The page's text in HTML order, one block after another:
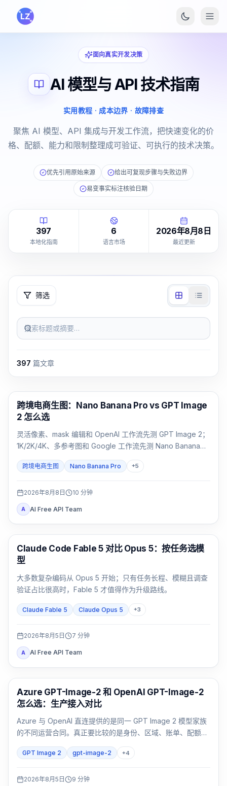
跳转到主要内容
面向真实开发决策
AI 模型与 API 技术指南
实用教程 · 成本边界 · 故障排查
聚焦 AI 模型、API 集成与开发工作流，把快速变化的价
格、配额、能力和限制整理成可验证、可执行的技术决策。
优先引用原始来源 给出可复现步骤与失败边界
易变事实标注核验日期
397
本地化指南
6
语言市场
2026年8月8日
最近更新
筛选
搜索标题或摘要…
397 篇文章
AI 图像生成
跨境电商生图：Nano Banana Pro vs GPT Image
2 怎么选
灵活像素、mask 编辑和 OpenAI 工作流先测 GPT Image 2；
1K/2K/4K、多参考图和 Google 工作流先测 Nano Banana
测，并按通过率与返修时间决定。
跨境电商生图 Nano Banana Pro +5
2026年8月8日 10 分钟
A AI Free API Team
Claude Code
Claude Code Fable 5 对比 Opus 5：按任务选模
型
大多数复杂编码从 Opus 5 开始；只有任务长程、模糊且调查
验证占比很高时，Fable 5 才值得作为升级路线。
Claude Fable 5 Claude Opus 5 +3
2026年8月5日 7 分钟
A AI Free API Team
AI 图像生成
Azure GPT-Image-2 和 OpenAI GPT-Image-2
怎么选：生产接入对比
Azure 与 OpenAI 直连提供的是同一 GPT Image 2 模型家族
的不同运营合同。真正要比较的是身份、区域、账单、配额、
格式和支持归属，而不是只看模型名。
GPT Image 2 gpt-image-2 +4
2026年8月5日 9 分钟